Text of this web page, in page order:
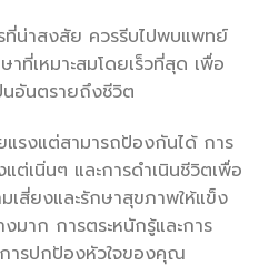
น่าสงสัย ควรรีบไปพบแพทย์
ที่เหมาะสมโดยเร็วที่สุด เพื่อ
นอันตรายถึงชีวิต
แรงแต่สามารถป้องกันได้ การ
ต่เนิ่นๆ และการดำเนินชีวิตเพื่อ
เสี่ยงและรักษาสุขภาพให้แข็ง
มาก การตระหนักรู้และการ
ารปกป้องหัวใจของคุณ